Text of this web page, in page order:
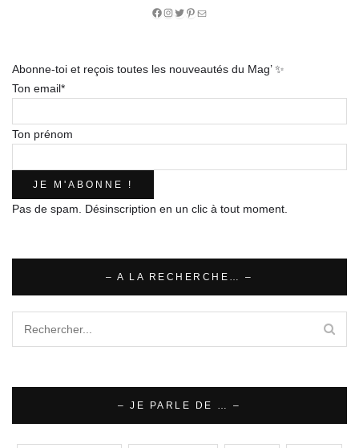
Facebook
Instagram
Twitter
Pinterest
E-
Abonne-toi et reçois toutes les nouveautés du Mag’ ✨
Ton email*
Ton prénom
Pas de spam. Désinscription en un clic à tout moment.
– A LA RECHERCHE… –
– JE PARLE DE … –